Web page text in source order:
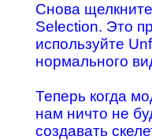
Снова
Selection. Это
используйте
нормального
Теперь когда
нам ничто не
создавать